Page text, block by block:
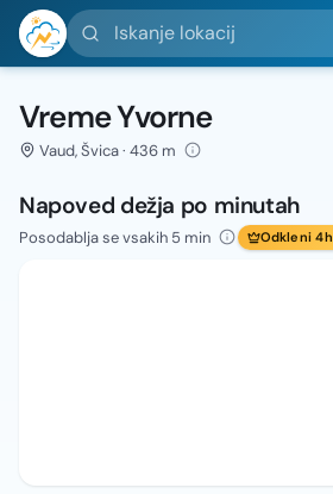
Iskanje lokacij
Vreme Yvorne
Vaud, Švica · 436 m
Napoved dežja po minutah
Posodablja se vsakih 5 min Odkleni 4h